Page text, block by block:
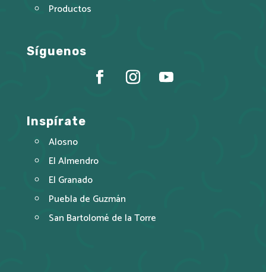
Productos
Síguenos
Inspírate
Alosno
El Almendro
El Granado
Puebla de Guzmán
San Bartolomé de la Torre